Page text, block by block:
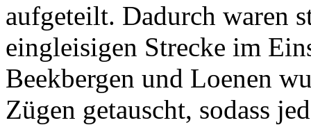
aufgeteilt. Dadurch waren
eingleisigen Strecke im
Beekbergen und Loenen
Zügen getauscht, sodass